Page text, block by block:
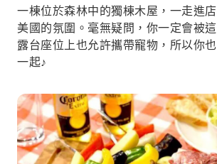
一棟位於森林中的獨棟木屋，一走進
美國的氛圍。毫無疑問，你一定會被
露台座位上也允許攜帶寵物，所以你
一起♪